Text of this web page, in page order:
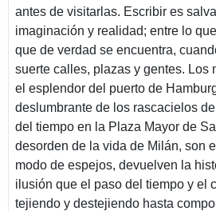
antes de visitarlas. Escribir es
imaginación y realidad; entre lo
que de verdad se encuentra,
suerte calles, plazas y gentes. Los
el esplendor del puerto de
deslumbrante de los rascacielos
del tiempo en la Plaza Mayor de
desorden de la vida de Milán, son
modo de espejos, devuelven la
ilusión que el paso del tiempo y el
tejiendo y destejiendo hasta